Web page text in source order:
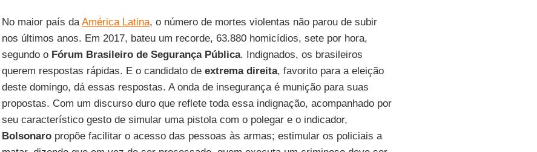
No maior país daAmérica Latina, o número de mortes violentas não parou de subir
nos últimos anos. Em 2017, bateu um recorde, 63.880 homicídios, sete por hora,
segundo o Fórum Brasileiro de Segurança Pública. Indignados, os brasileiros
querem respostas rápidas. E o candidato de extrema direita, favorito para a eleição
deste domingo, dá essas respostas. A onda de insegurança é munição para suas
propostas. Com um discurso duro que reflete toda essa indignação, acompanhado por
seu característico gesto de simular uma pistola com o polegar e o indicador,
Bolsonaropropõe facilitar o acesso das pessoas às armas; estimular os policiais a